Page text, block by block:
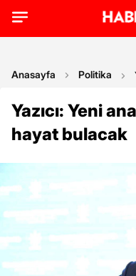
Anasayfa Politika
Yazıcı: Yeni
hayat bulacak